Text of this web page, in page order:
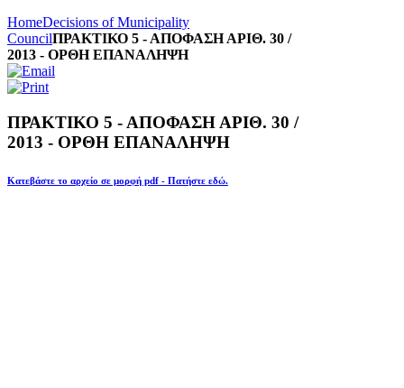
HomeDecisions of Municipality
CouncilΠΡΑΚΤΙΚΟ 5 - ΑΠΟΦΑΣΗ ΑΡΙΘ. 30 /
2013 - ΟΡΘΗ ΕΠΑΝΑΛΗΨΗ
ΠΡΑΚΤΙΚΟ 5 - ΑΠΟΦΑΣΗ ΑΡΙΘ. 30 /
2013 - ΟΡΘΗ ΕΠΑΝΑΛΗΨΗ
Κατεβάστε το αρχείο σε μορφή pdf - Πατήστε εδώ.